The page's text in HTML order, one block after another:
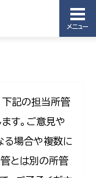
メニュー
下記の担当所管
す。ご意見や
る場合や複数に
とは別の所管